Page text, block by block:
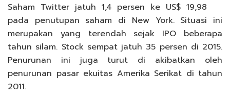
Saham Twitter jatuh 1,4 persen ke US$ 19,98
pada penutupan saham di New York. Situasi ini
merupakan yang terendah sejak IPO beberapa
tahun silam. Stock sempat jatuh 35 persen di 2015.
Penurunan ini juga turut di akibatkan oleh
penurunan pasar ekuitas Amerika Serikat di tahun
2011.